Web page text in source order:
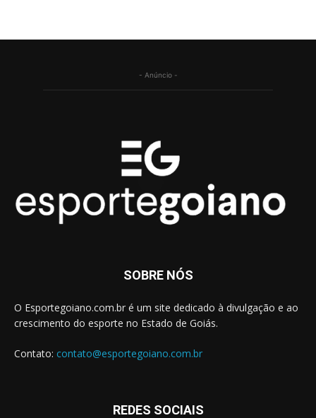
- Anúncio -
SOBRE NÓS
O Esportegoiano.com.br é um site dedicado à divulgação e ao
crescimento do esporte no Estado de Goiás.
Contato: contato@esportegoiano.com.br
REDES SOCIAIS